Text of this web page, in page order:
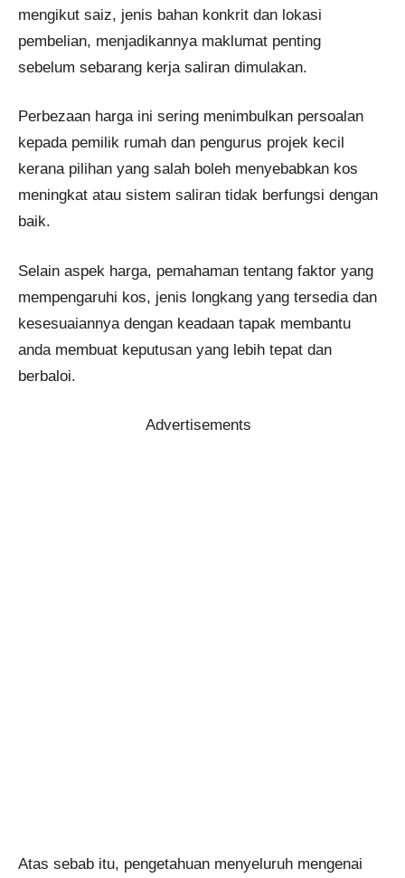
mengikut saiz, jenis bahan konkrit dan lokasi
pembelian, menjadikannya maklumat penting
sebelum sebarang kerja saliran dimulakan.
Perbezaan harga ini sering menimbulkan persoalan
kepada pemilik rumah dan pengurus projek kecil
kerana pilihan yang salah boleh menyebabkan kos
meningkat atau sistem saliran tidak berfungsi dengan
baik.
Selain aspek harga, pemahaman tentang faktor yang
mempengaruhi kos, jenis longkang yang tersedia dan
kesesuaiannya dengan keadaan tapak membantu
anda membuat keputusan yang lebih tepat dan
berbaloi.
Advertisements
Atas sebab itu, pengetahuan menyeluruh mengenai